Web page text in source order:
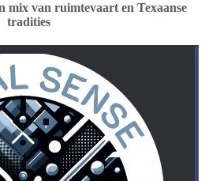
mix van ruimtevaart en Texaanse
tradities